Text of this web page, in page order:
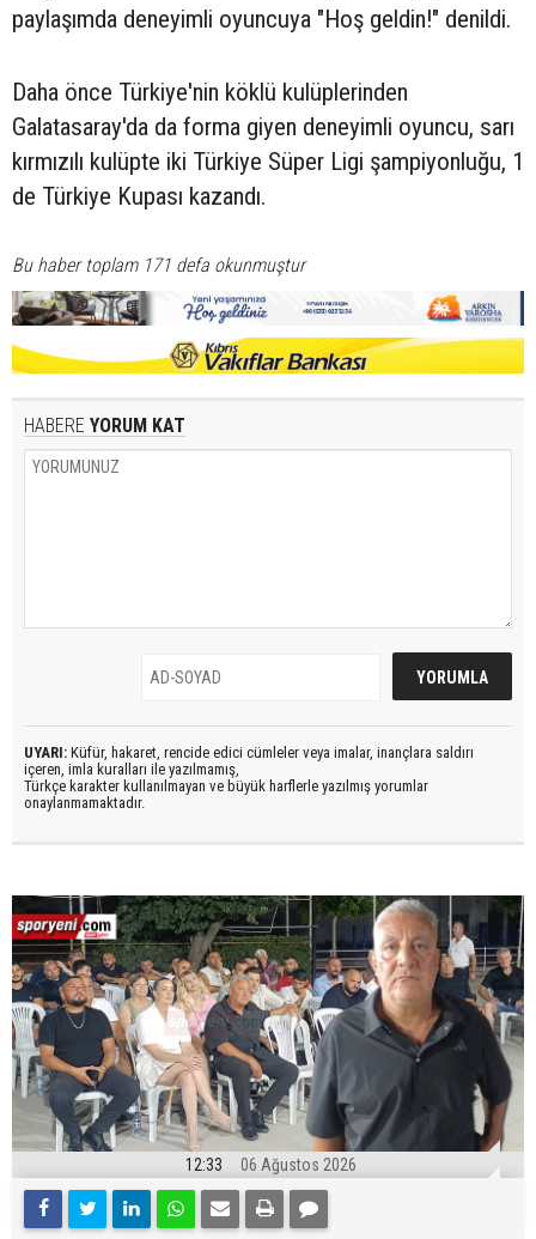
paylaşımda deneyimli oyuncuya "Hoş geldin!" denildi.
Daha önce Türkiye'nin köklü kulüplerinden
Galatasaray'da da forma giyen deneyimli oyuncu, sarı
kırmızılı kulüpte iki Türkiye Süper Ligi şampiyonluğu, 1
de Türkiye Kupası kazandı.
Bu haber toplam 171 defa okunmuştur
HABERE YORUM KAT
UYARI: Küfür, hakaret, rencide edici cümleler veya imalar, inançlara saldırı
içeren, imla kuralları ile yazılmamış,
Türkçe karakter kullanılmayan ve büyük harflerle yazılmış yorumlar
onaylanmamaktadır.
12:33 06 Ağustos 2026